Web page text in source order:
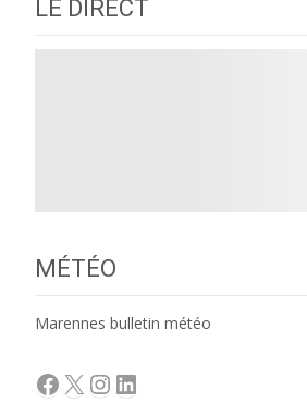
LE DIRECT
MÉTÉO
Marennes bulletin météo
Facebook
X Instagram
LinkedIn